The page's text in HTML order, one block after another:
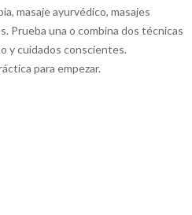
masaje ayurvédico, masajes
Prueba una o combina dos técnicas
y cuidados conscientes.
para empezar.